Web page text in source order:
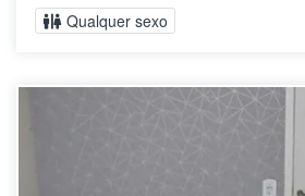
Qualquer sexo